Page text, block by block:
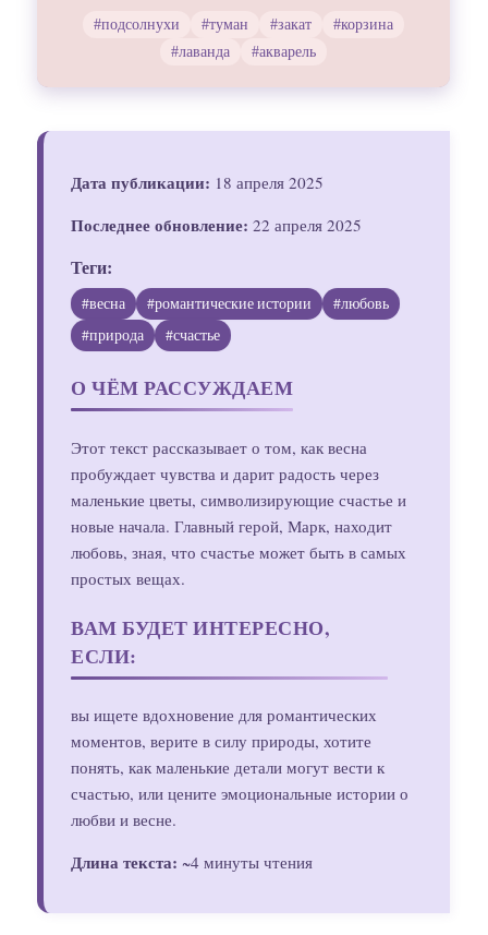
#подсолнухи #туман #закат
#корзина
#лаванда
#акварель
Дата публикации: 18 апреля 2025
Последнее обновление: 22 апреля 2025
Теги:
#весна #романтические истории
#любовь
#природа
#счастье
О ЧЁМ РАССУЖДАЕМ
Этот текст рассказывает о том, как весна
пробуждает чувства и дарит радость через
маленькие цветы, символизирующие счастье и
новые начала. Главный герой, Марк, находит
любовь, зная, что счастье может быть в самых
простых вещах.
ВАМ БУДЕТ ИНТЕРЕСНО,
ЕСЛИ:
вы ищете вдохновение для романтических
моментов, верите в силу природы, хотите
понять, как маленькие детали могут вести к
счастью, или цените эмоциональные истории о
любви и весне.
Длина текста: ~4 минуты чтения